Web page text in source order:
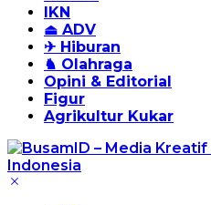
IKN
⏏ ADV
✈ Hiburan
♞ Olahraga
Opini & Editorial
Figur
Agrikultur Kukar